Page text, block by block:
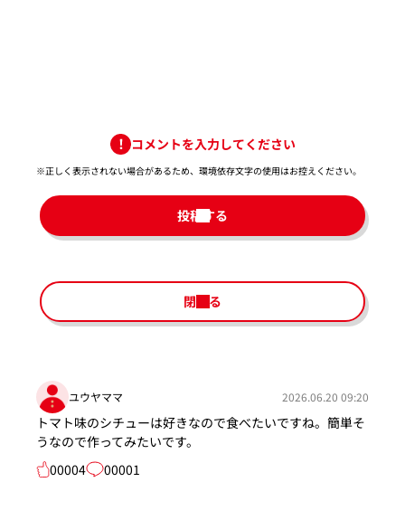
コメントを入力してください
※正しく表示されない場合があるため、環境依存文字の使用はお控えください。​
投稿する
閉じる
ユウヤママ 2026.06.20 09:20
トマト味のシチューは好きなので食べたいですね。簡単そ
うなので作ってみたいです。
00004
00001